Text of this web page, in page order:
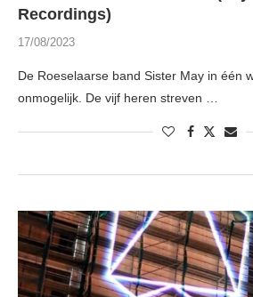
Recordings)
17/08/2023
De Roeselaarse band Sister May in één
onmogelijk. De vijf heren streven …